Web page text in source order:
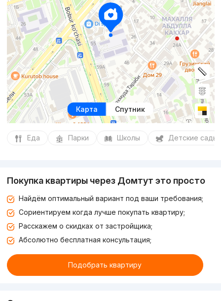
Карта Спутник
Еда Парки Школы Детские сады
Покупка квартиры через Домтут это просто
Найдём оптимальный вариант под ваши требования;
Сориентируем когда лучше покупать квартиру;
Расскажем о скидках от застройщика;
Абсолютно бесплатная консультация;
Подобрать квартиру